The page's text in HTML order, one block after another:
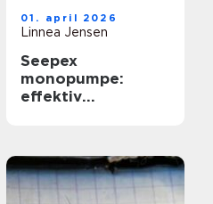
01. april 2026
Linnea Jensen
Seepex
monopumpe:
effektiv